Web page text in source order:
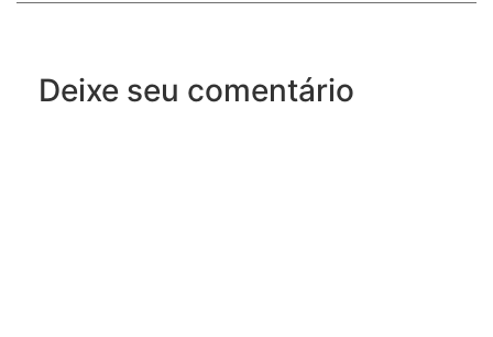
Deixe seu comentário